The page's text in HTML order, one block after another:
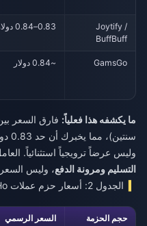
Joytify /
BuffBuff
0.83–0.84 دولار
GamsGo ~0.84 دولار
ما يكشفه هذا فعلياً: فارق السعر
وليس عرضاً ترويجياً استثنائياً.
التسليم ومرونة الدفع، وليس
الجدول 2: أسعار حزم عملات YoHo — الرسمي مقابل الموزع
حجم الحزمة السعر الرسمي